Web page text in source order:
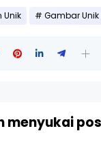
Unik Gambar Unik
menyukai